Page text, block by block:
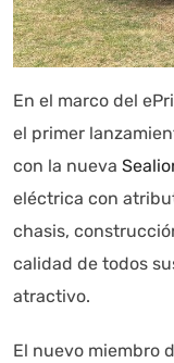
En el marco del
el primer
con la nueva
eléctrica con
chasis,
calidad de todos
atractivo.
El nuevo miembro
Autoanalítica IA
Estoy aquí para
buscando? "Este
Asistente con IA en
diariamente su